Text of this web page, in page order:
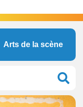
Arts de la scène